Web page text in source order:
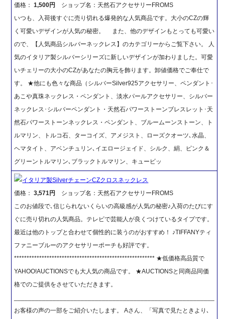
価格：1,500円
ショップ名：天然石アクセサリーFROMS
いつも、入荷後すぐに売り切れる爆発的な人気商品です。大小のCZの輝
く可愛いデザインが人気の秘密。 また、他のデザインもとっても可愛い
ので、【人気商品シルバーネックレス】のカテゴリーからご覧下さい。 人
気のイタリア製シルバーシリーズに新しいデザインが加わりました。可愛
いチェリーの大小のCZがあなたの胸元を飾ります。卸値価格でご奉仕で
す。 ★他にも色々な商品（シルバーSilver925アクセサリー、ペンダント･
あこや真珠ネックレス・ペンダント、淡水パールアクセサリー、シルバー
ネックレス･シルバーペンダント・天然石パワーストーンブレスレット･天
然石パワーストーンネックレス・ペンダント、ブルームーンストーン、ト
ルマリン、トルコ石、ターコイズ、アメジスト、ローズクオーツ､水晶、
ヘマタイト、アベンチュリン､イエロージェイド、シルク、絹、ピンク＆
グリーントルマリン､ブラックトルマリン、キュービッ
イタリア製SilverチェーンCZクロスネックレス
価格：3,571円
ショップ名：天然石アクセサリーFROMS
このお値段で､信じられないくらいの高級感が人気の秘密♪入荷のたびにす
ぐに売り切れの人気商品。テレビで芸能人が良くつけているタイプです。
最近は他のトップと合わせて個性的に装うのがおすすめ！ ♪TIFFANYティ
ファニーブルーのアクセサリーポーチも好評です。
******************************************************** ★低価格高品質で
YAHOO!AUCTIONSでも大人気の商品です。 ★AUCTIONSと同商品同価
格でのご提供をさせていただきます。
お客様の声の一部をご紹介いたします。 Aさん、「写真で見たときより､